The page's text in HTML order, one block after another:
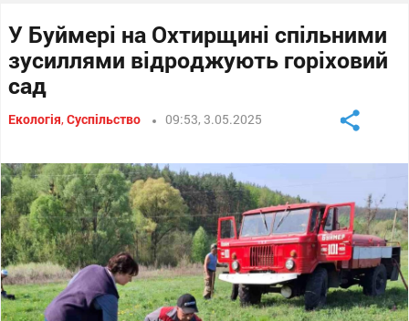
У Буймері на Охтирщині спільними
зусиллями відроджують горіховий
сад
Екологія,Суспільство 09:53, 3.05.2025